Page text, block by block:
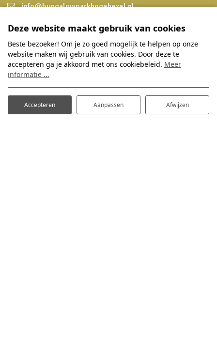
info@bungalowparkhogehexel.nl
Volg ons
Wilt u op de hoogte blijven van speciale aanbiedingen en
leuke nieuwtjes? Schrijf u dan in voor onze nieuwsbrief en
volg ons op social media.
Deze website maakt gebruik van cookies
Beste bezoeker! Om je zo goed mogelijk te helpen op onze
website maken wij gebruik van cookies. Door deze te
accepteren ga je akkoord met ons cookiebeleid. Meer
informatie ...
Accepteren Aanpassen Afwijzen